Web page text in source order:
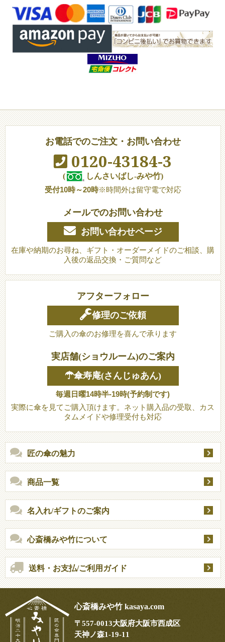
お電話でのご注文・お問い合わせ
0120-43184-3
(
しんさいばし-みや竹)
受付10時～20時※時間外は留守電で対応
メールでのお問い合わせ
お問い合わせページ
在庫や納期のお尋ね、ギフト・オーダーメイドのご相談、購
入後の返品交換・ご質問など
アフターフォロー
修理のご依頼
ご購入の傘のお修理を喜んで承ります
実店舗(ショウルーム)のご案内
☂傘寿庵(さんじゅあん)
毎週日曜14時半-19時(予約制です)
実際に傘を見てご購入頂けます。ネット購入品の受取、カス
タムメイドや修理受付も対応
匠の傘の魅力
商品一覧
名入れ/ギフトのご案内
心斎橋みや竹について
送料・お支払/ご利用ガイド
心斎橋みや竹 kasaya.com
〒557-0013大阪府大阪市西成区
天神ノ森1-19-11